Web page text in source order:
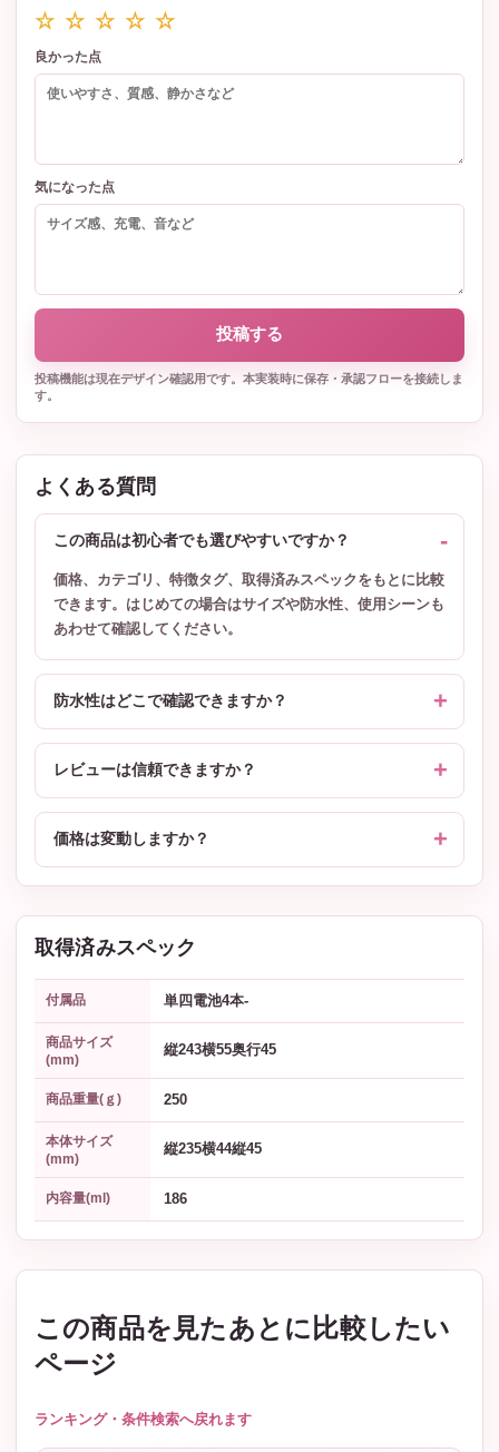
☆ ☆ ☆ ☆ ☆
良かった点
気になった点
投稿する
投稿機能は現在デザイン確認用です。本実装時に保存・承認フローを接続しま
す。
よくある質問
この商品は初心者でも選びやすいですか？
価格、カテゴリ、特徴タグ、取得済みスペックをもとに比較
できます。はじめての場合はサイズや防水性、使用シーンも
あわせて確認してください。
防水性はどこで確認できますか？
レビューは信頼できますか？
価格は変動しますか？
取得済みスペック
付属品 単四電池4本-
商品サイズ
(mm)
縦243横55奥行45
商品重量(ｇ) 250
本体サイズ
(mm)
縦235横44縦45
内容量(ml) 186
この商品を見たあとに比較したい
ページ
ランキング・条件検索へ戻れます